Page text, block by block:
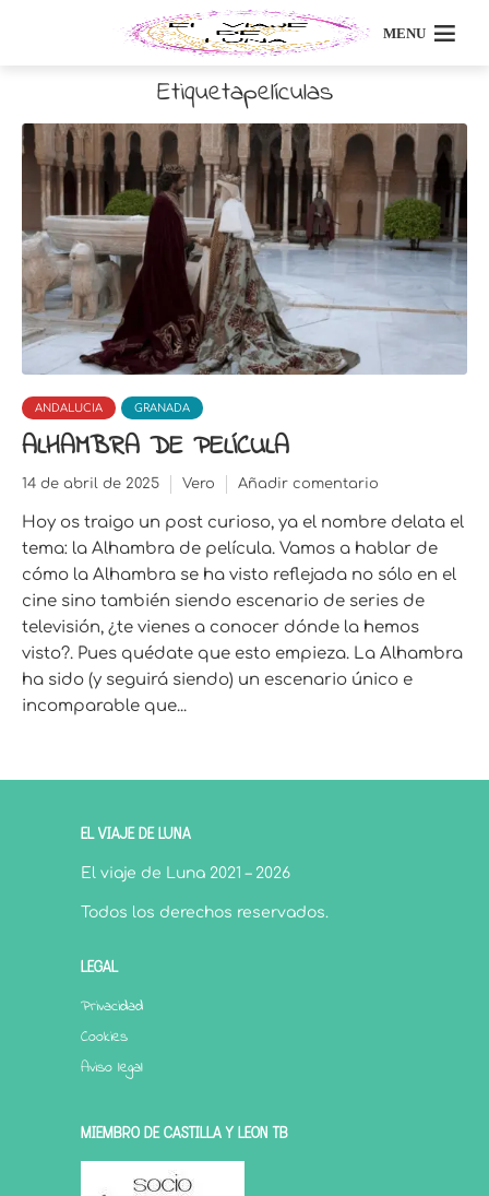
MENU
Etiquetapelículas
ANDALUCIA GRANADA
ALHAMBRA DE PELÍCULA
14 de abril de 2025 Vero Añadir comentario
Hoy os traigo un post curioso, ya el nombre delata el
tema: la Alhambra de película. Vamos a hablar de
cómo la Alhambra se ha visto reflejada no sólo en el
cine sino también siendo escenario de series de
televisión, ¿te vienes a conocer dónde la hemos
visto?. Pues quédate que esto empieza. La Alhambra
ha sido (y seguirá siendo) un escenario único e
incomparable que...
EL VIAJE DE LUNA
El viaje de Luna 2021 – 2026
Todos los derechos reservados.
LEGAL
Privacidad
Cookies
Aviso legal
MIEMBRO DE CASTILLA Y LEÓN TB